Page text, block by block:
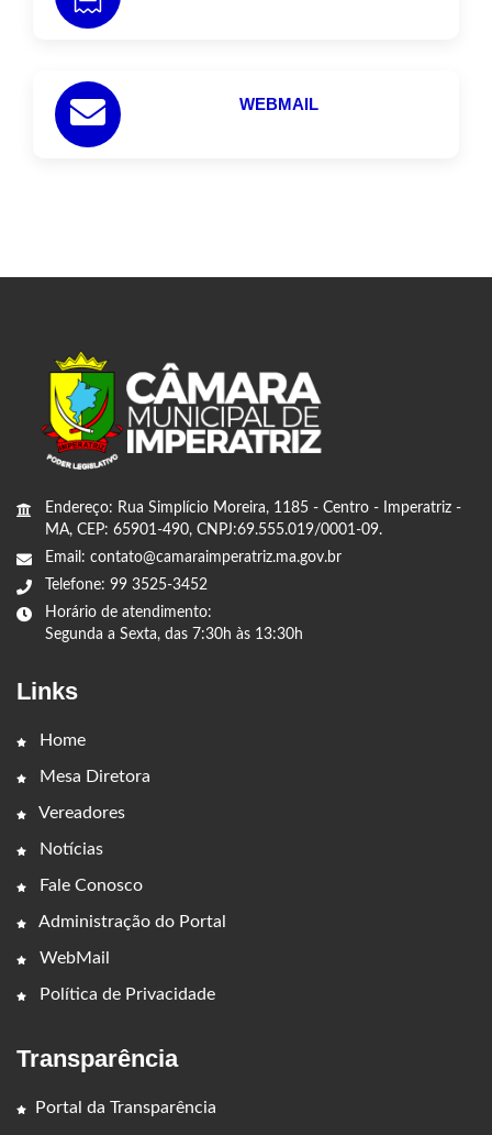
WEBMAIL
Endereço: Rua Simplício Moreira, 1185 - Centro - Imperatriz -
MA, CEP: 65901-490, CNPJ:69.555.019/0001-09.
Email: contato@camaraimperatriz.ma.gov.br
Telefone: 99 3525-3452
Horário de atendimento:
Segunda a Sexta, das 7:30h às 13:30h
Links
Home
Mesa Diretora
Vereadores
Notícias
Fale Conosco
Administração do Portal
WebMail
Política de Privacidade
Transparência
Portal da Transparência